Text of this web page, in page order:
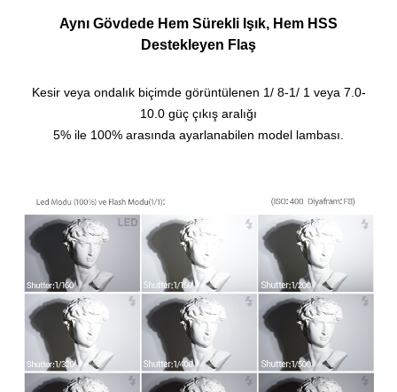
Aynı Gövdede Hem Sürekli Işık, Hem HSS
Destekleyen Flaş
Kesir veya ondalık biçimde görüntülenen 1/ 8-1/ 1 veya 7.0-
10.0 güç çıkış aralığı
5% ile 100% arasında ayarlanabilen model lambası.